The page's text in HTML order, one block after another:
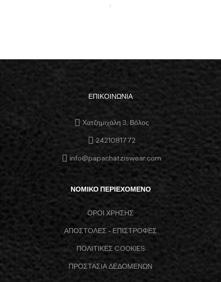
ΕΠΙΚΟΙΝΩΝΙΑ
Χατζημιχάλη 3, Βόλος
2421081772
info@papachatziswear.com
ΝΟΜΙΚΟ ΠΕΡΙΕΧΟΜΕΝΟ
ΟΡΟΙ ΧΡΗΣΗΣ
ΑΠΟΣΤΟΛΕΣ - ΕΠΙΣΤΡΟΦΕΣ
ΠΟΛΙΤΙΚΕΣ COOKIES
ΠΡΟΣΤΑΣΙΑ ΔΕΔΟΜΕΝΩΝ